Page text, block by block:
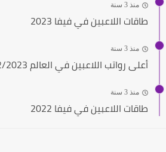
منذ 3 سنة
طاقات اللاعبين في فيفا 2023
منذ 3 سنة
أعلى رواتب اللاعبين في العالم 2022/2023
منذ 3 سنة
طاقات اللاعبين في فيفا 2022